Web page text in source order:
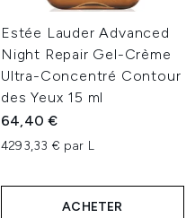
Estée Lauder Advanced
Night Repair Gel-Crème
Ultra-Concentré Contour
des Yeux 15 ml
64,40 €
4293,33 € par L
ACHETER